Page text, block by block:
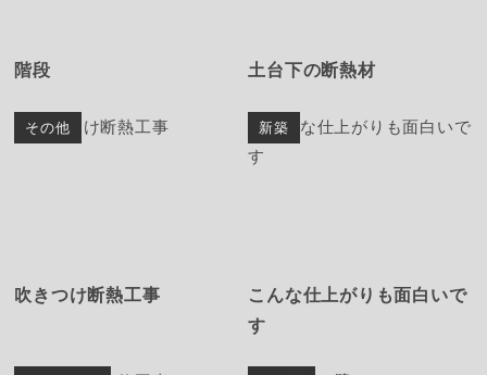
階段 土台下の断熱材
その他
吹きつけ断熱工事
新築
こんな仕上がりも面白いで
す